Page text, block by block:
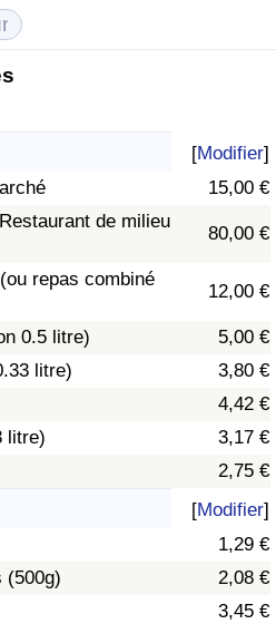
[Modifier]
15,00 €
de milieu
80,00 €
repas combiné
12,00 €
0.5 litre)
5,00 €
litre)
3,80 €
4,42 €
litre)
3,17 €
2,75 €
[Modifier]
1,29 €
(500g)
2,08 €
3,45 €
payspar Pays
pays
(Actuel)